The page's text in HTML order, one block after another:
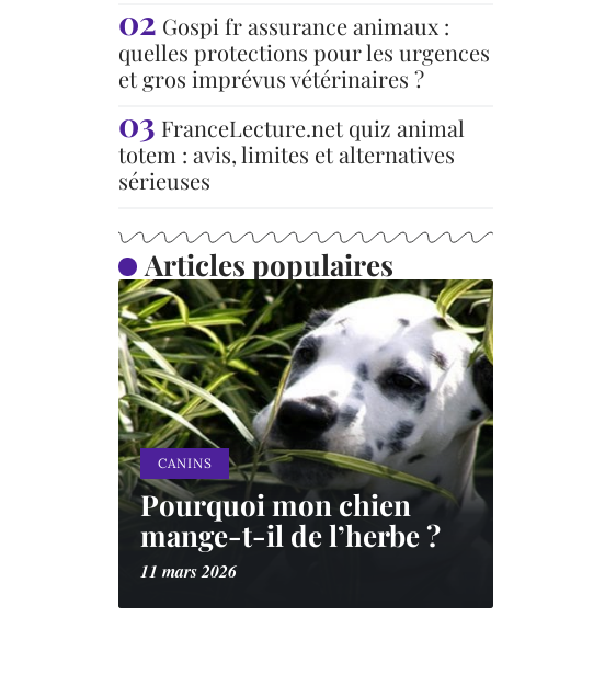
Gospi fr assurance animaux :
quelles protections pour les urgences
et gros imprévus vétérinaires ?
FranceLecture.net quiz animal
totem : avis, limites et alternatives
sérieuses
Articles populaires
CANINS
Pourquoi mon chien
mange-t-il de l’herbe ?
11 mars 2026